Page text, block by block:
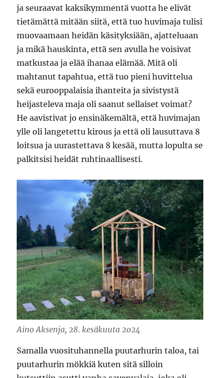
ja seuraavat kaksikymmentä vuotta he elivät
tietämättä mitään siitä, että tuo huvimaja tulisi
muovaamaan heidän käsityksiään, ajatteluaan
ja mikä hauskinta, että sen avulla he voisivat
matkustaa ja elää ihanaa elämää. Mitä oli
mahtanut tapahtua, että tuo pieni huvittelua
sekä eurooppalaisia ihanteita ja sivistystä
heijasteleva maja oli saanut sellaiset voimat?
He aavistivat jo ensinäkemältä, että huvimajan
ylle oli langetettu kirous ja että oli lausuttava 8
loitsua ja uurastettava 8 kesää, mutta lopulta se
palkitsisi heidät ruhtinaallisesti.
Aino Aksenja, 28. kesäkuuta 2024
Samalla vuosituhannella puutarhurin taloa, tai
puutarhurin mökkiä kuten sitä silloin